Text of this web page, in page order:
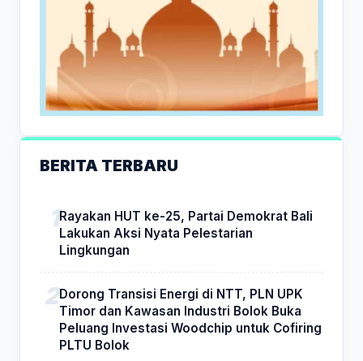
BERITA TERBARU
Rayakan HUT ke-25, Partai Demokrat Bali
Lakukan Aksi Nyata Pelestarian
Lingkungan
Dorong Transisi Energi di NTT, PLN UPK
Timor dan Kawasan Industri Bolok Buka
Peluang Investasi Woodchip untuk Cofiring
PLTU Bolok